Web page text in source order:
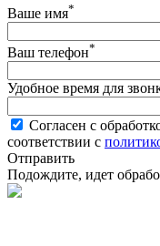
Ваше имя*
Ваш телефон*
Удобное время для
Согласен с
соответствии с
Отправить
Подождите, идет